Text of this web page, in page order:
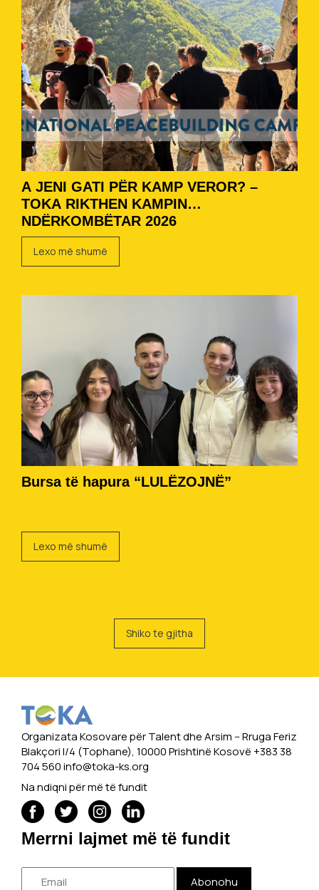
A JENI GATI PËR KAMP VEROR? –
TOKA RIKTHEN KAMPIN
NDËRKOMBËTAR 2026
Lexo më shumë
Bursa të hapura “LULËZOJNË”
Lexo më shumë
Shiko te gjitha
Organizata Kosovare për Talent dhe Arsim -- Rruga Feriz
Blakçori I/4 (Tophane), 10000 Prishtinë Kosovë +383 38
704 560info@toka-ks.org
Na ndiqni për më të fundit
Merrni lajmet më të fundit
Abonohu